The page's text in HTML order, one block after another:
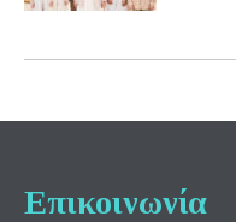
Επικοινωνία